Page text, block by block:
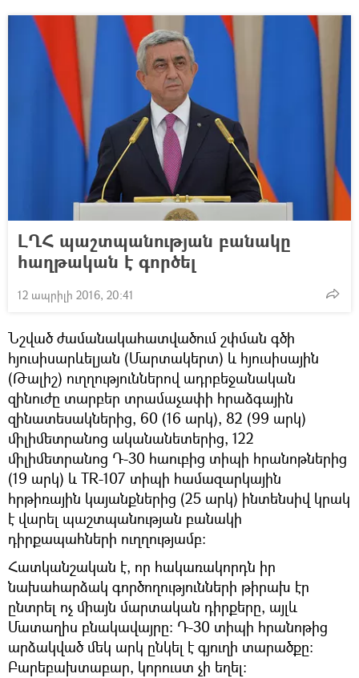
ԼՂՀ պաշտպանության բանակը
հաղթական է գործել
12 ապրիլի 2016, 20:41
Նշված ժամանակահատվածում շփման գծի
հյուսիսարևելյան (Մարտակերտ) և հյուսիսային
(Թալիշ) ուղղություններով ադրբեջանական
զինուժը տարբեր տրամաչափի հրաձգային
զինատեսակներից, 60 (16 արկ), 82 (99 արկ)
միլիմետրանոց ականանետերից, 122
միլիմետրանոց Դ-30 հաուբից տիպի հրանոթներից
(19 արկ) և TR-107 տիպի համազարկային
հրթիռային կայանքներից (25 արկ) ինտենսիվ կրակ
է վարել պաշտպանության բանակի
դիրքապահների ուղղությամբ:
Հատկանշական է, որ հակառակորդն իր
նախահարձակ գործողությունների թիրախ էր
ընտրել ոչ միայն մարտական դիրքերը, այլև
Մատաղիս բնակավայրը: Դ-30 տիպի հրանոթից
արձակված մեկ արկ ընկել է գյուղի տարածքը:
Բարեբախտաբար, կորուստ չի եղել: